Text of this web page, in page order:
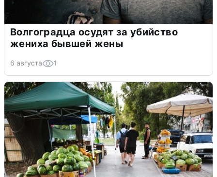
Волгоградца осудят за убийство
жениха бывшей жены
6 августа 1